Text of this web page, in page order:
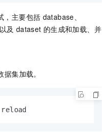
，主要包括 database、
及 dataset 的生成和加载、并
集加载。